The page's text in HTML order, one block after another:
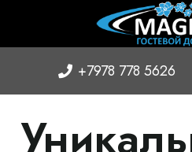
+7978 778 5626